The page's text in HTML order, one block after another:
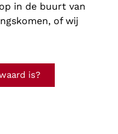
in de buurt van
of wij
is?